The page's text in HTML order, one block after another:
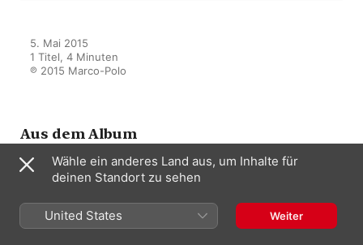
5. Mai 2015
1 Titel, 4 Minuten
℗ 2015 Marco-Polo
Aus dem Album
Contemporaries of the Strauss
Family, Vol. 1
John Georgiadis ,Czech Chamber
Philharmonic Orchestra Pardubice
Wähle ein anderes Land aus, um Inhalte für
deinen Standort zu sehen
United States Weiter